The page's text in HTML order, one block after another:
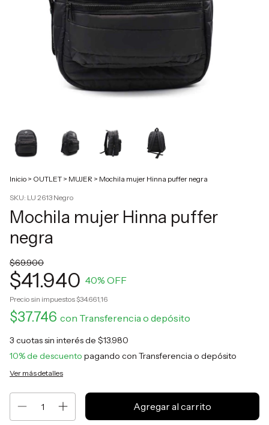
Inicio > OUTLET > MUJER > Mochila mujer Hinna puffer negra
SKU: LU 2613 Negro
Mochila mujer Hinna puffer
negra
$69.900
$41.940 40% OFF
Precio sin impuestos$34.661,16
$37.746 con Transferencia o depósito
3 cuotas sin interés de $13.980
10% de descuento pagando con Transferencia o depósito
Ver más detalles